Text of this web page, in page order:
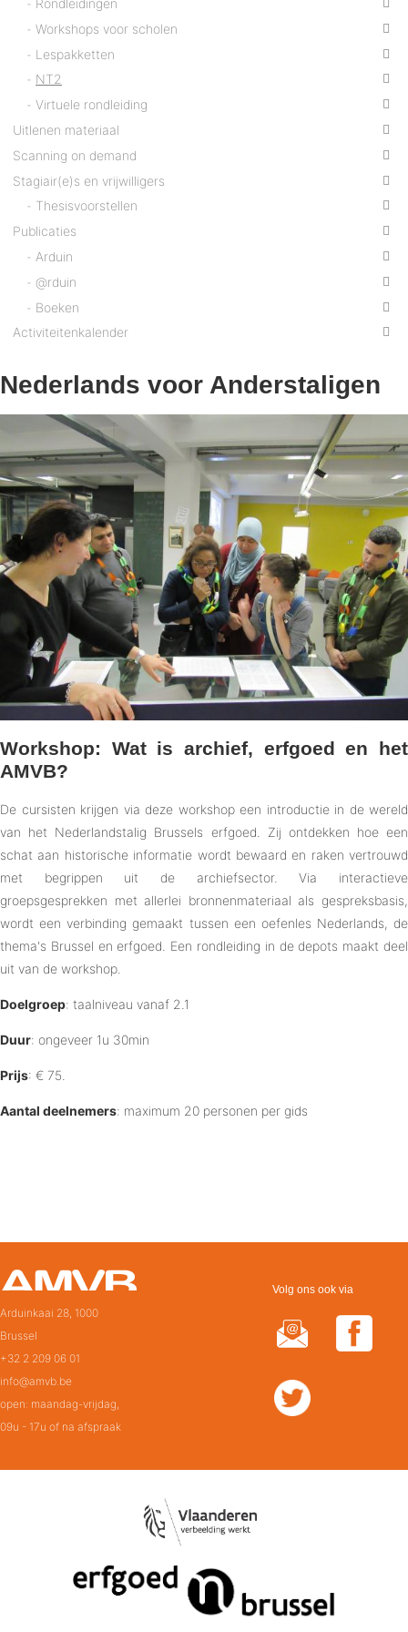
Rondleidingen
Workshops voor scholen
Lespakketten
NT2
Virtuele rondleiding
Uitlenen materiaal
Scanning on demand
Stagiair(e)s en vrijwilligers
Thesisvoorstellen
Publicaties
Arduin
@rduin
Boeken
Activiteitenkalender
Nederlands voor Anderstaligen
Workshop: Wat is archief, erfgoed en het
AMVB?
De cursisten krijgen via deze workshop een introductie in de wereld
van het Nederlandstalig Brussels erfgoed. Zij ontdekken hoe een
schat aan historische informatie wordt bewaard en raken vertrouwd
met begrippen uit de archiefsector. Via interactieve
groepsgesprekken met allerlei bronnenmateriaal als gespreksbasis,
wordt een verbinding gemaakt tussen een oefenles Nederlands, de
thema's Brussel en erfgoed. Een rondleiding in de depots maakt deel
uit van de workshop.
Doelgroep: taalniveau vanaf 2.1
Duur: ongeveer 1u 30min
Prijs: € 75.
Aantal deelnemers: maximum 20 personen per gids
Arduinkaai 28, 1000
Brussel
+32 2 209 06 01
info@amvb.be
open: maandag-vrijdag,
09u - 17u of na afspraak
Volg ons ook via